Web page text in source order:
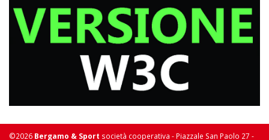
©2026 Bergamo & Sport società cooperativa - Piazzale San Paolo 27 -